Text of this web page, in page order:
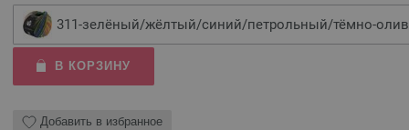
311-зелёный/жёлтый/синий/петрольный/тёмно-
В КОРЗИНУ
Добавить в избранное